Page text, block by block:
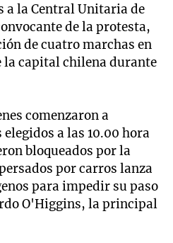
a la Central Unitaria de
de la protesta,
de cuatro marchas en
la capital chilena durante
comenzaron a
a las 10.00 hora
bloqueados por la
por carros lanza
para impedir su paso
O'Higgins, la principal